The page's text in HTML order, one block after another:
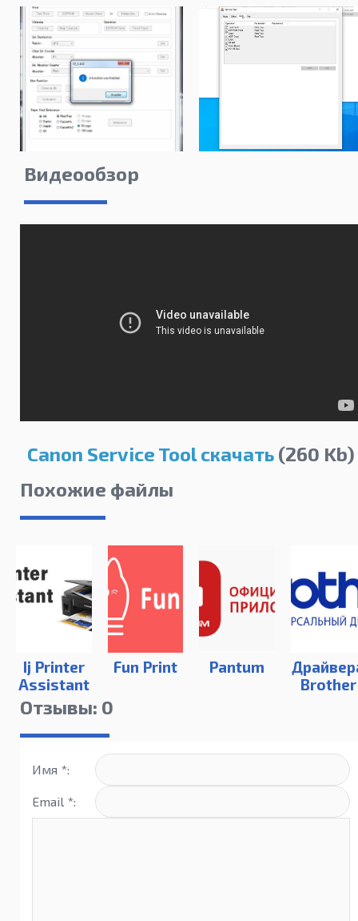
Видеообзор
Canon Service Tool скачать (260 Kb)
Похожие файлы
Ij Printer
Assistant
Tool
Fun Print Pantum
Brother
Отзывы: 0
Имя *:
Email *: